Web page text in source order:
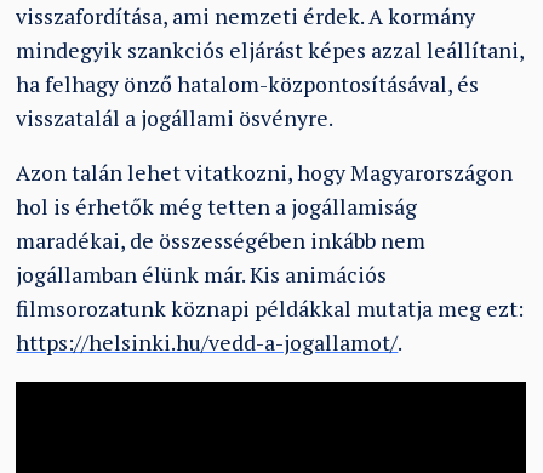
visszafordítása, ami nemzeti érdek. A kormány
mindegyik szankciós eljárást képes azzal leállítani,
ha felhagy önző hatalom-központosításával, és
visszatalál a jogállami ösvényre.
Azon talán lehet vitatkozni, hogy Magyarországon
hol is érhetők még tetten a jogállamiság
maradékai, de összességében inkább nem
jogállamban élünk már. Kis animációs
filmsorozatunk köznapi példákkal mutatja meg ezt:
https://helsinki.hu/vedd-a-jogallamot/.